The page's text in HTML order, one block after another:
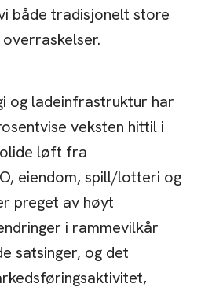
både tradisjonelt store
og ladeinfrastruktur har
veksten hittil i
løft fra
eiendom, spill/lotteri og
preget av høyt
i rammevilkår
satsinger, og det